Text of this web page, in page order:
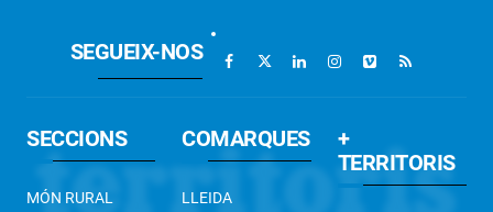
SEGUEIX-NOS
SECCIONS
MÓN RURAL
COMARQUES
LLEIDA
+
TERRITORIS